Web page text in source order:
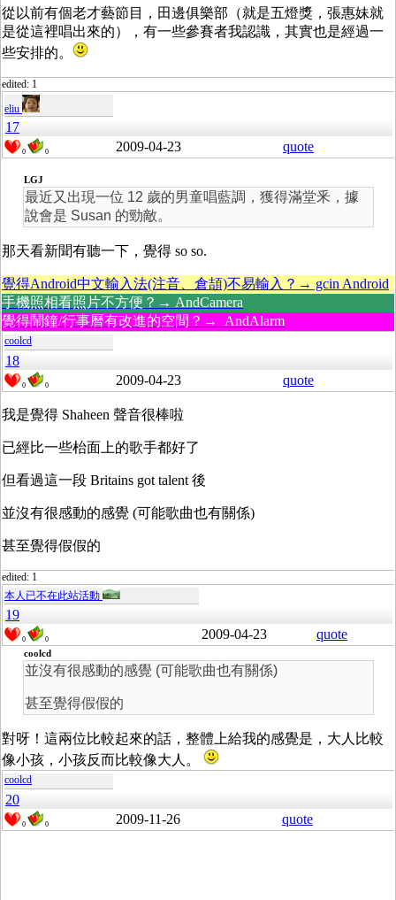
從以前有個老才藝節目，田邊俱樂部（就是五燈獎，張惠妹就
是從這裡唱出來的），有一些參賽者我認識，其實也是經過一
些安排的。
edited: 1
eliu
17
0 0 2009-04-23 quote
LGJ
最近又出現一位 12 歲的男童唱藍調，獲得滿堂釆，據
說會是 Susan 的勁敵。
那天看新聞有聽一下，覺得 so so.
覺得Android中文輸入法(注音、倉頡)不易輸入？→ gcin Android
手機照相看照片不方便？→ AndCamera
覺得鬧鐘/行事曆有改進的空間？→ AndAlarm
coolcd
18
0 0 2009-04-23 quote
我是覺得 Shaheen 聲音很棒啦
已經比一些枱面上的歌手都好了
但看過這一段 Britains got talent 後
並沒有很感動的感覺 (可能歌曲也有關係)
甚至覺得假假的
edited: 1
本人已不在此站活動
19
0 0 2009-04-23 quote
coolcd
並沒有很感動的感覺 (可能歌曲也有關係)
甚至覺得假假的
對呀！這兩位比較起來的話，整體上給我的感覺是，大人比較
像小孩，小孩反而比較像大人。
coolcd
20
0 0 2009-11-26 quote